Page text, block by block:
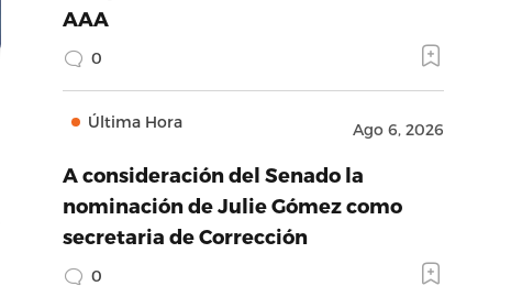
AAA
0
Última Hora Ago 6, 2026
A consideración del Senado la
nominación de Julie Gómez como
secretaria de Corrección
0